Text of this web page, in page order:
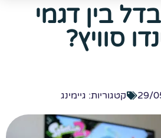
בין דגמי
סוויץ?
29/ קטגוריות: גיימינג